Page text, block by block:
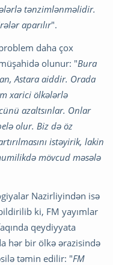
tənzimlənməlidir.
aparılır".
daha çox
olunur: "Bura
Astara aiddir. Orada
xarici ölkələrlə
azaltsınlar. Onlar
olur. Biz də öz
istəyirik, lakin
mövcud məsələ
Nazirliyindən isə
ki, FM yayımlar
qeydiyyata
hər bir ölkə ərazisində
təmin edilir: "FM